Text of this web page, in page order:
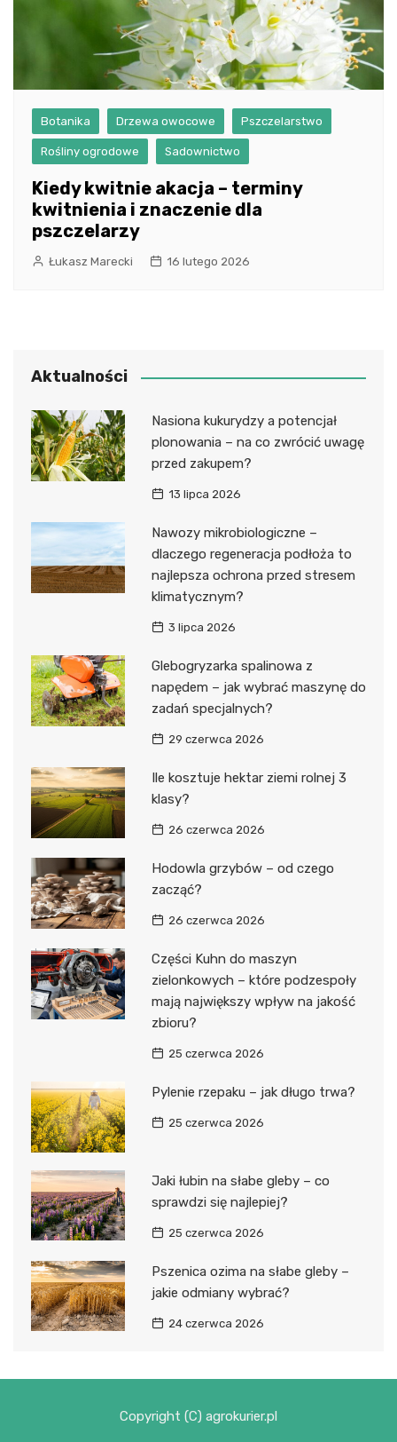
Botanika Drzewa owocowe Pszczelarstwo
Rośliny ogrodowe Sadownictwo
Kiedy kwitnie akacja – terminy
kwitnienia i znaczenie dla
pszczelarzy
Łukasz Marecki 16 lutego 2026
Aktualności
Nasiona kukurydzy a potencjał
plonowania – na co zwrócić uwagę
przed zakupem?
13 lipca 2026
Nawozy mikrobiologiczne –
dlaczego regeneracja podłoża to
najlepsza ochrona przed stresem
klimatycznym?
3 lipca 2026
Glebogryzarka spalinowa z
napędem – jak wybrać maszynę do
zadań specjalnych?
29 czerwca 2026
Ile kosztuje hektar ziemi rolnej 3
klasy?
26 czerwca 2026
Hodowla grzybów – od czego
zacząć?
26 czerwca 2026
Części Kuhn do maszyn
zielonkowych – które podzespoły
mają największy wpływ na jakość
zbioru?
25 czerwca 2026
Pylenie rzepaku – jak długo trwa?
25 czerwca 2026
Jaki łubin na słabe gleby – co
sprawdzi się najlepiej?
25 czerwca 2026
Pszenica ozima na słabe gleby –
jakie odmiany wybrać?
24 czerwca 2026
Copyright (C) agrokurier.pl